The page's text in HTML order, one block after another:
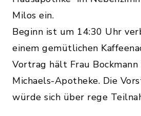
Milos ein.
Beginn ist um 14:30 Uhr
einem gemütlichen
Vortrag hält Frau Bockmann
Michaels-Apotheke. Die
würde sich über rege